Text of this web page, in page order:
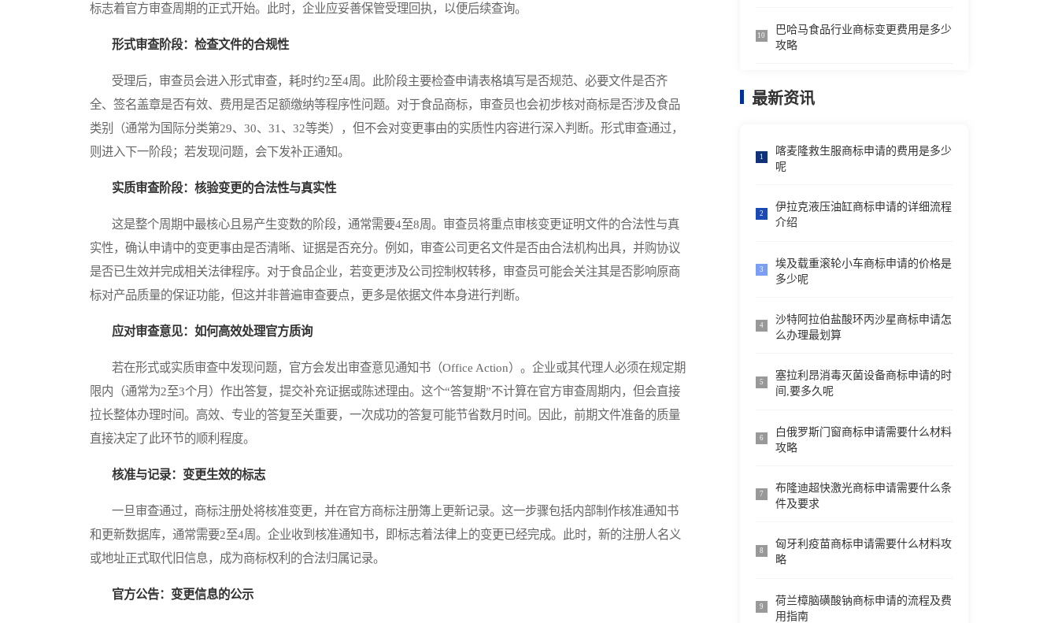
标志着官方审查周期的正式开始。此时，企业应妥善保管受理回执，以便后续查询。
形式审查阶段：检查文件的合规性
受理后，审查员会进入形式审查，耗时约2至4周。此阶段主要检查申请表格填写是否规范、必要文件是否齐
全、签名盖章是否有效、费用是否足额缴纳等程序性问题。对于食品商标，审查员也会初步核对商标是否涉及食品
类别（通常为国际分类第29、30、31、32等类），但不会对变更事由的实质性内容进行深入判断。形式审查通过，
则进入下一阶段；若发现问题，会下发补正通知。
实质审查阶段：核验变更的合法性与真实性
这是整个周期中最核心且易产生变数的阶段，通常需要4至8周。审查员将重点审核变更证明文件的合法性与真
实性，确认申请中的变更事由是否清晰、证据是否充分。例如，审查公司更名文件是否由合法机构出具，并购协议
是否已生效并完成相关法律程序。对于食品企业，若变更涉及公司控制权转移，审查员可能会关注其是否影响原商
标对产品质量的保证功能，但这并非普遍审查要点，更多是依据文件本身进行判断。
应对审查意见：如何高效处理官方质询
若在形式或实质审查中发现问题，官方会发出审查意见通知书（Office Action）。企业或其代理人必须在规定期
限内（通常为2至3个月）作出答复，提交补充证据或陈述理由。这个“答复期”不计算在官方审查周期内，但会直接
拉长整体办理时间。高效、专业的答复至关重要，一次成功的答复可能节省数月时间。因此，前期文件准备的质量
直接决定了此环节的顺利程度。
核准与记录：变更生效的标志
一旦审查通过，商标注册处将核准变更，并在官方商标注册簿上更新记录。这一步骤包括内部制作核准通知书
和更新数据库，通常需要2至4周。企业收到核准通知书，即标志着法律上的变更已经完成。此时，新的注册人名义
或地址正式取代旧信息，成为商标权利的合法归属记录。
官方公告：变更信息的公示
10
巴哈马食品行业商标变更费用是多少
攻略
最新资讯
1
喀麦隆救生服商标申请的费用是多少
呢
2
伊拉克液压油缸商标申请的详细流程
介绍
3
埃及载重滚轮小车商标申请的价格是
多少呢
4
沙特阿拉伯盐酸环丙沙星商标申请怎
么办理最划算
5
塞拉利昂消毒灭菌设备商标申请的时
间,要多久呢
6
白俄罗斯门窗商标申请需要什么材料
攻略
7
布隆迪超快激光商标申请需要什么条
件及要求
8
匈牙利疫苗商标申请需要什么材料攻
略
9
荷兰樟脑磺酸钠商标申请的流程及费
用指南